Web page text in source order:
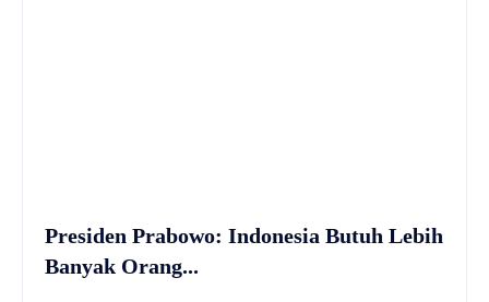
Presiden Prabowo: Indonesia Butuh Lebih
Banyak Orang...